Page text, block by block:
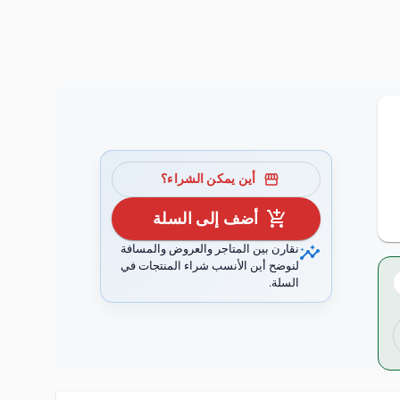
storefront أين يمكن الشراء؟
add_shopping_cart أضف إلى السلة
insightsنقارن بين المتاجر والعروض والمسافة
لنوضح أين الأنسب شراء المنتجات في
السلة.